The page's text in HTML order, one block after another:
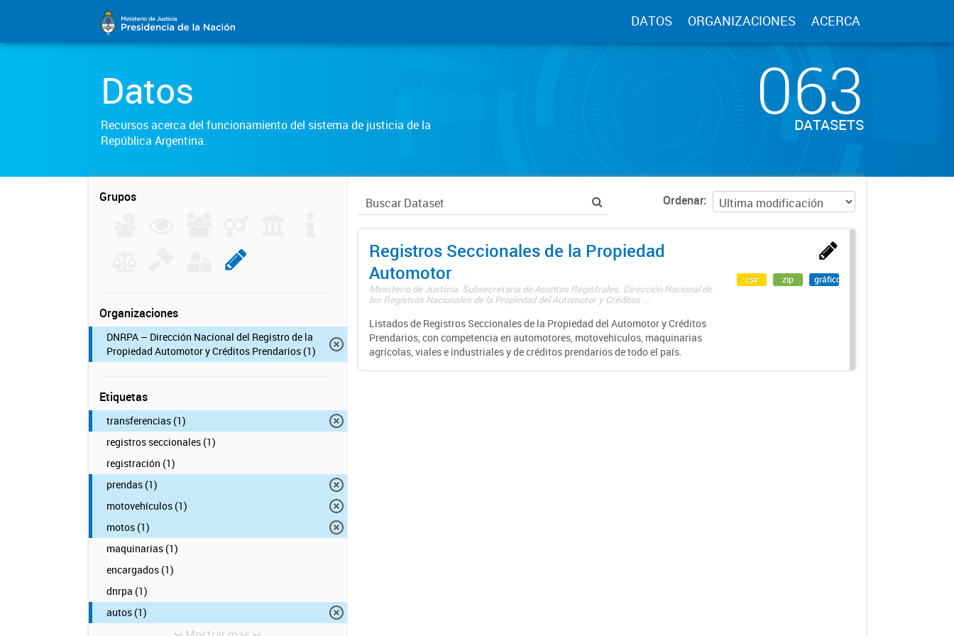
DATOS ORGANIZACIONES ACERCA
Datos
Recursos acerca del funcionamiento del sistema de justicia de la
República Argentina.
063
DATASETS
Grupos
Organizaciones
DNRPA – Dirección Nacional del Registro de la
Propiedad Automotor y Créditos Prendarios (1)
Etiquetas
transferencias (1)
registros seccionales (1)
registración (1)
prendas (1)
motovehículos (1)
motos (1)
maquinarias (1)
encargados (1)
dnrpa (1)
autos (1)
Ordenar
Registros Seccionales de la Propiedad
Automotor
Ministerio de Justicia. Subsecretaría de Asuntos Registrales. Dirección Nacional de
los Registros Nacionales de la Propiedad del Automotor y Créditos ...
Listados de Registros Seccionales de la Propiedad del Automotor y Créditos
Prendarios, con competencia en automotores, motovehículos, maquinarias
agrícolas, viales e industriales y de créditos prendarios de todo el país.
csv zip gráfico